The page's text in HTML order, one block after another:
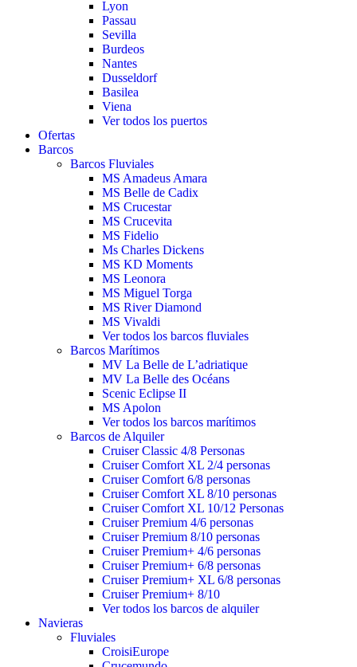
Lyon
Passau
Sevilla
Burdeos
Nantes
Dusseldorf
Basilea
Viena
Ver todos los puertos
Ofertas
Barcos
Barcos Fluviales
MS Amadeus Amara
MS Belle de Cadix
MS Crucestar
MS Crucevita
MS Fidelio
Ms Charles Dickens
MS KD Moments
MS Leonora
MS Miguel Torga
MS River Diamond
MS Vivaldi
Ver todos los barcos fluviales
Barcos Marítimos
MV La Belle de L’adriatique
MV La Belle des Océans
Scenic Eclipse II
MS Apolon
Ver todos los barcos marítimos
Barcos de Alquiler
Cruiser Classic 4/8 Personas
Cruiser Comfort XL 2/4 personas
Cruiser Comfort 6/8 personas
Cruiser Comfort XL 8/10 personas
Cruiser Comfort XL 10/12 Personas
Cruiser Premium 4/6 personas
Cruiser Premium 8/10 personas
Cruiser Premium+ 4/6 personas
Cruiser Premium+ 6/8 personas
Cruiser Premium+ XL 6/8 personas
Cruiser Premium+ 8/10
Ver todos los barcos de alquiler
Navieras
Fluviales
CroisiEurope